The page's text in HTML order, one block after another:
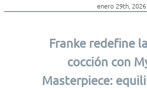
enero 29th, 2026
Franke redefine
cocción con
Masterpiece: